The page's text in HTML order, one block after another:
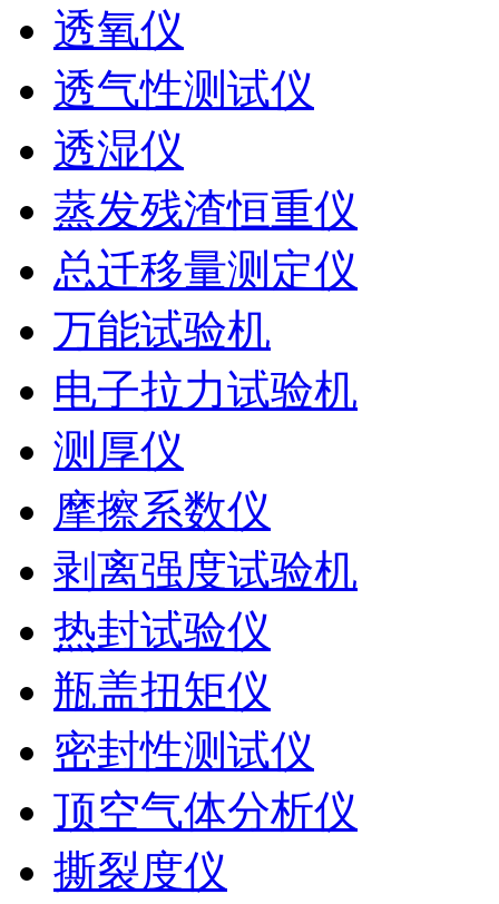
透氧仪
透气性测试仪
透湿仪
蒸发残渣恒重仪
总迁移量测定仪
万能试验机
电子拉力试验机
测厚仪
摩擦系数仪
剥离强度试验机
热封试验仪
瓶盖扭矩仪
密封性测试仪
顶空气体分析仪
撕裂度仪